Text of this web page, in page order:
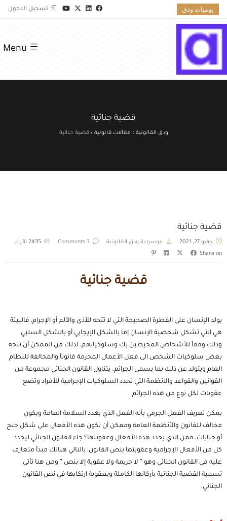
يوميات ودق تسجيل الدخول
Menu
قضية جنائية
ودق القانونية › مقالات قانونية ›قضية جنائية
قضية جنائية
يوليو 27, 2021 موسوعة ودق القانونية 3 Comments
الآراء
Share on
قضية جنائية
يولد الإنسان على الفطرة الصحيحة التي لا تتجه للأذى والألم أو الإجرام، فالبيئة
هي التي تشكل شخصية الإنسان إما بالشكل الإيجابي أو بالشكل السلبي
وذلك وفقاً للأشخاص المحيطين بك وسلوكياتهم، لذلك من الممكن أن تتجه
بعض سلوكيات الشخص الى فعل الأعمال المجرمة قانوناً والمخالفة للنظام
العام ويتولد عن ذلك بما يسمى الجرائم. يتناول القانون الجنائي مجموعة من
القوانين والقواعد والانظمة التي تحدد السلوكيات الإجرامية للأفراد وتضع
عقوبات لكل نوع من هذه الجرائم.
يمكن تعريف الفعل الجرمي بأنه الفعل الذي يهدد السلامة العامة ويكون
مخالف للقانون والأنظمة العامة وممكن أن تكون هذه الأفعال على شكل جنح
أو جنايات، فمن الذي يحدد هذه الأفعال وعقوبتها؟ جاء القانون الجنائي ليحدد
كل من الأفعال الإجرامية وعقوبتها بنص القانون، بالتالي هنالك مبدأ متعارف
عليه في القانون الجنائي وهو ” لا جريمة ولا عقوبة إلا بنص ” ومن هنا تأتي
تسمية القضية الجنائية بأركانها الكاملة وبعقوبة ارتكابها في نص القانون
الجنائي.